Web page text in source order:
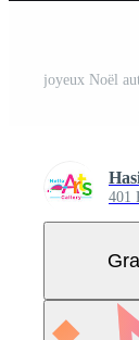
joyeux Noël
401